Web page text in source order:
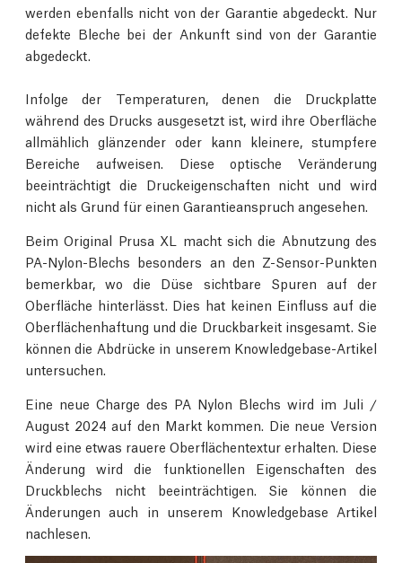
werden ebenfalls nicht von der Garantie abgedeckt. Nur
defekte Bleche bei der Ankunft sind von der Garantie
abgedeckt.
Infolge der Temperaturen, denen die Druckplatte
während des Drucks ausgesetzt ist, wird ihre Oberfläche
allmählich glänzender oder kann kleinere, stumpfere
Bereiche aufweisen. Diese optische Veränderung
beeinträchtigt die Druckeigenschaften nicht und wird
nicht als Grund für einen Garantieanspruch angesehen.
Beim Original Prusa XL macht sich die Abnutzung des
PA-Nylon-Blechs besonders an den Z-Sensor-Punkten
bemerkbar, wo die Düse sichtbare Spuren auf der
Oberfläche hinterlässt. Dies hat keinen Einfluss auf die
Oberflächenhaftung und die Druckbarkeit insgesamt. Sie
können die Abdrücke in unserem Knowledgebase-Artikel
untersuchen.
Eine neue Charge des PA Nylon Blechs wird im Juli /
August 2024 auf den Markt kommen. Die neue Version
wird eine etwas rauere Oberflächentextur erhalten. Diese
Änderung wird die funktionellen Eigenschaften des
Druckblechs nicht beeinträchtigen. Sie können die
Änderungen auch in unserem Knowledgebase Artikel
nachlesen.